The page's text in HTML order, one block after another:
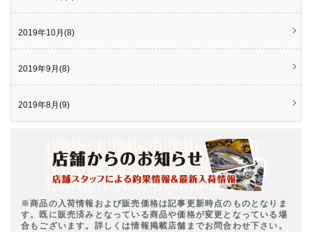
2019年10月(8)
2019年9月(8)
2019年8月(9)
※商品の入荷情報および販売価格は記事更新時点のものとなりま
す。既に販売済みとなっている商品や価格が変更となっている場
合もございます。詳しくは情報掲載店舗までお問合わせ下さい。